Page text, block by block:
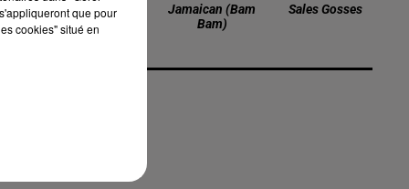
Passe Par Chez
Moi
Jamaican (bam
Bam)
Sales Gosses
que pour
cookies" situé en